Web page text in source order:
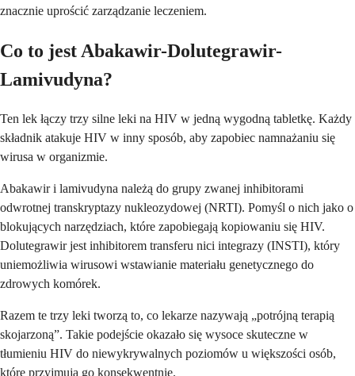
znacznie uprościć zarządzanie leczeniem.
Co to jest Abakawir-Dolutegrawir-
Lamivudyna?
Ten lek łączy trzy silne leki na HIV w jedną wygodną tabletkę. Każdy
składnik atakuje HIV w inny sposób, aby zapobiec namnażaniu się
wirusa w organizmie.
Abakawir i lamivudyna należą do grupy zwanej inhibitorami
odwrotnej transkryptazy nukleozydowej (NRTI). Pomyśl o nich jako o
blokujących narzędziach, które zapobiegają kopiowaniu się HIV.
Dolutegrawir jest inhibitorem transferu nici integrazy (INSTI), który
uniemożliwia wirusowi wstawianie materiału genetycznego do
zdrowych komórek.
Razem te trzy leki tworzą to, co lekarze nazywają „potrójną terapią
skojarzoną”. Takie podejście okazało się wysoce skuteczne w
tłumieniu HIV do niewykrywalnych poziomów u większości osób,
które przyjmują go konsekwentnie.